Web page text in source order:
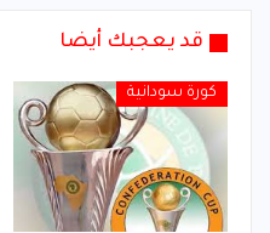
قد يعجبك أيضا
كورة سودانية